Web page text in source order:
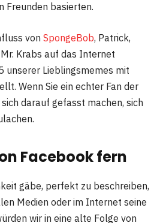
Freunden basierten.
von SpongeBob, Patrick,
Krabs auf das Internet
unserer Lieblingsmemes mit
Wenn Sie ein echter Fan der
darauf gefasst machen, sich
Facebook fern
gäbe, perfekt zu beschreiben,
Medien oder im Internet seine
wir in eine alte Folge von